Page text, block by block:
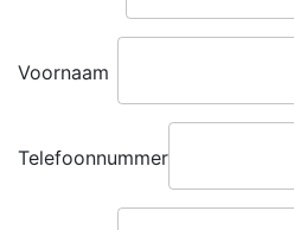
Voornaam
Telefoonnummer